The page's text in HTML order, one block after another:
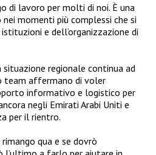
di lavoro per molti di noi. È una
momenti più complessi che si
e dell’organizzazione di
regionale continua ad
team affermano di voler
informativo e logistico per
negli Emirati Arabi Uniti e
per il rientro.
qua e se dovrò